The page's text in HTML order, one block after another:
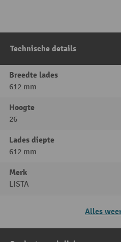
Technische details
Breedte lades
612 mm
Hoogte
26
Lades diepte
612 mm
Merk
LISTA
Alles